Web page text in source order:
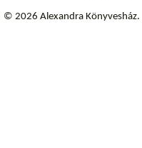
© 2026 Alexandra Könyvesház.